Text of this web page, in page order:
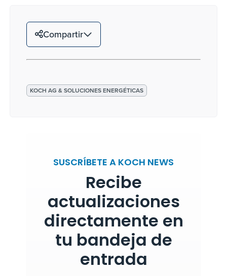
Compartir
KOCH AG & SOLUCIONES ENERGÉTICAS
SUSCRÍBETE A KOCH NEWS
Recibe
actualizaciones
directamente en
tu bandeja de
entrada